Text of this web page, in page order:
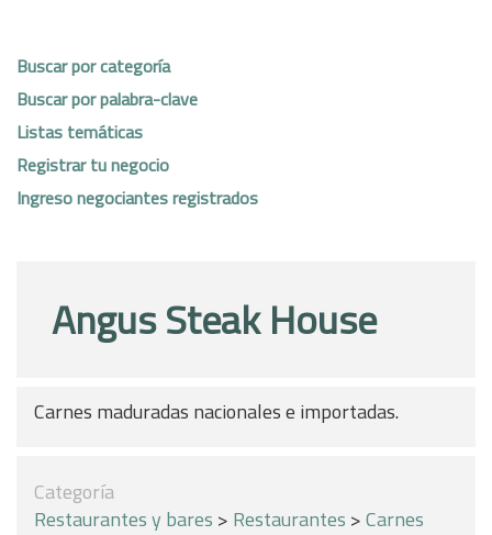
Buscar por categoría
Buscar por palabra-clave
Listas temáticas
Registrar tu negocio
Ingreso negociantes registrados
Angus Steak House
Carnes maduradas nacionales e importadas.
Categoría
Restaurantes y bares > Restaurantes >Carnes